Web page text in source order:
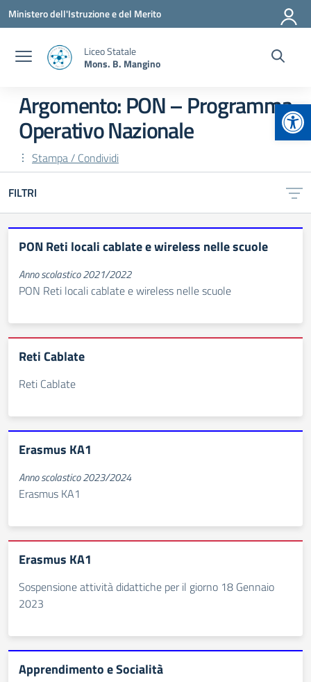
Vai ai contenuti
Vai al menu di navigazione
Vai al footer
Ministero dell'Istruzione e del Merito
Liceo Statale
Mons. B. Mangino
Argomento: PON – Programma
Operativo Nazionale
Stampa / Condividi
FILTRI
PON Reti locali cablate e wireless nelle scuole
Anno scolastico 2021/2022
PON Reti locali cablate e wireless nelle scuole
Reti Cablate
Reti Cablate
Erasmus KA1
Anno scolastico 2023/2024
Erasmus KA1
Erasmus KA1
Sospensione attività didattiche per il giorno 18 Gennaio
2023
Apprendimento e Socialità